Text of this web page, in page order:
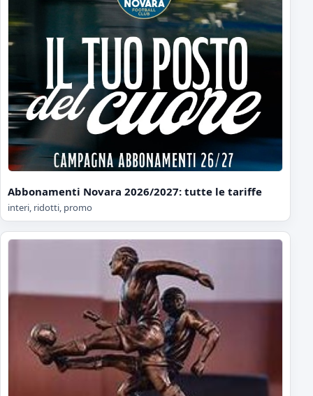
Abbonamenti Novara 2026/2027: tutte le tariffe
interi, ridotti, promo